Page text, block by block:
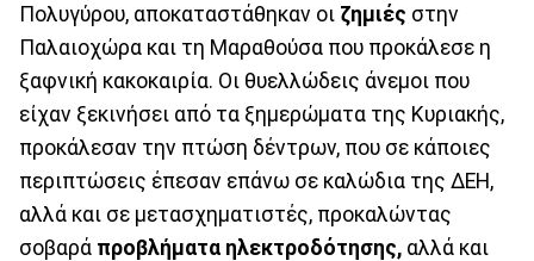
Πολυγύρου, αποκαταστάθηκαν οι ζημιές στην
Παλαιοχώρα και τη Μαραθούσα που προκάλεσε η
ξαφνική κακοκαιρία. Οι θυελλώδεις άνεμοι που
είχαν ξεκινήσει από τα ξημερώματα της Κυριακής,
προκάλεσαν την πτώση δέντρων, που σε κάποιες
περιπτώσεις έπεσαν επάνω σε καλώδια της ΔΕΗ,
αλλά και σε μετασχηματιστές, προκαλώντας
σοβαρά προβλήματα ηλεκτροδότησης, αλλά και